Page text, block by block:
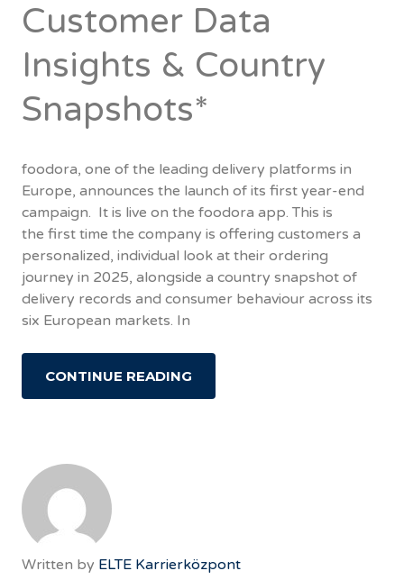
Customer Data
Insights & Country
Snapshots*
foodora, one of the leading delivery platforms in
Europe, announces the launch of its first year-end
campaign. It is live on the foodora app. This is
the first time the company is offering customers a
personalized, individual look at their ordering
journey in 2025, alongside a country snapshot of
delivery records and consumer behaviour across its
six European markets. In
CONTINUE READING
Written by ELTE Karrierközpont